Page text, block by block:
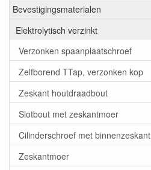
Bevestigingsmaterialen
Elektrolytisch verzinkt
Verzonken spaanplaatschroef
Zelfborend TTap, verzonken kop
Zeskant houtdraadbout
Slotbout met zeskantmoer
Cilinderschroef met binnenzeskant
Zeskantmoer